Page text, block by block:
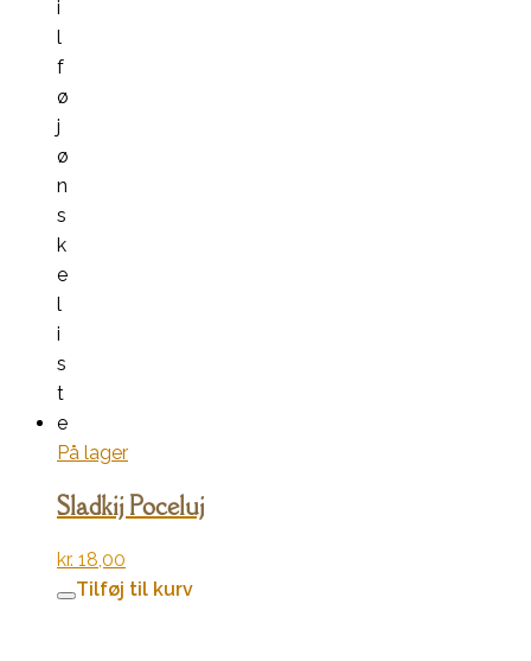
i
l
f
ø
j
ø
n
s
k
e
l
i
s
t
e
På lager
Sladkij Poceluj
kr. 18,00
Tilføj til kurv